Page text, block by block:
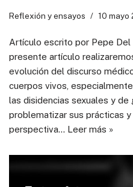
Reflexión y ensayos 10 mayo
Artículo escrito por Pepe Del
presente artículo
evolución del discurso
cuerpos vivos,
las disidencias sexuales y
problematizar sus prácticas y
perspectiva… Leer más »